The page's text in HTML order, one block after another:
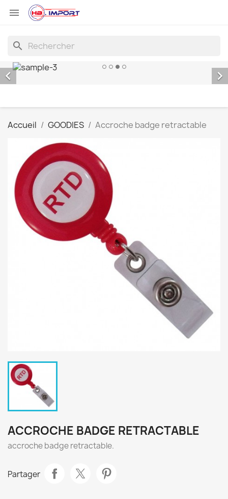

search
 
Accueil GOODIES Accroche badge retractable
ACCROCHE BADGE RETRACTABLE
accroche badge retractable.
Partager